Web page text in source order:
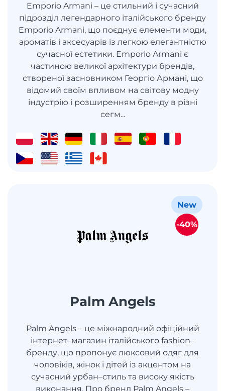
Emporio Armani – це стильний і сучасний
підрозділ легендарного італійського бренду
Emporio Armani, що поєднує елементи моди,
ароматів і аксесуарів із легкою елегантністю
сучасної естетики. Emporio Armani є
частиною великої архітектури брендів,
створеної засновником Георгіо Армані, що
відомий своїм впливом на світову модну
індустрію і розширенням бренду в різні
сегм...
Palm Angels
Palm Angels – це міжнародний офіційний
інтернет–магазин італійського fashion–
бренду, що пропонує люксовий одяг для
чоловіків, жінок і дітей із акцентом на
сучасний урбан–стиль та високу якість
виконання. Про бренд Palm Angels –
New
-40%